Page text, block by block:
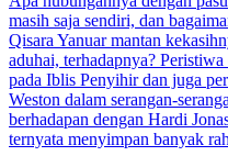
Serangan Balik Suami
Chapters: 52
Bela diri adalah segalanya di